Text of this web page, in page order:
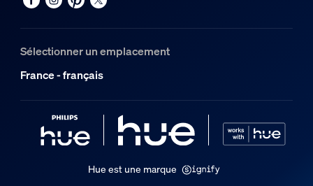
Caractéristiques lumineuses
Temp. de couleur
Sélectionner un emplacement
France - français
Hue est une marque